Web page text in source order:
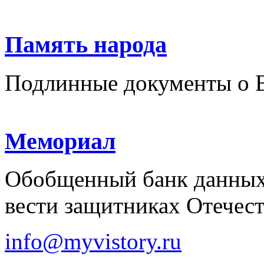
Память народа
Подлинные документы о
Мемориал
Обобщенный банк
вести защитниках
info@myvistory.ru